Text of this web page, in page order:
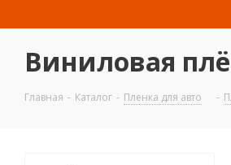
Виниловая
Главная - Каталог - Пленка для авто -